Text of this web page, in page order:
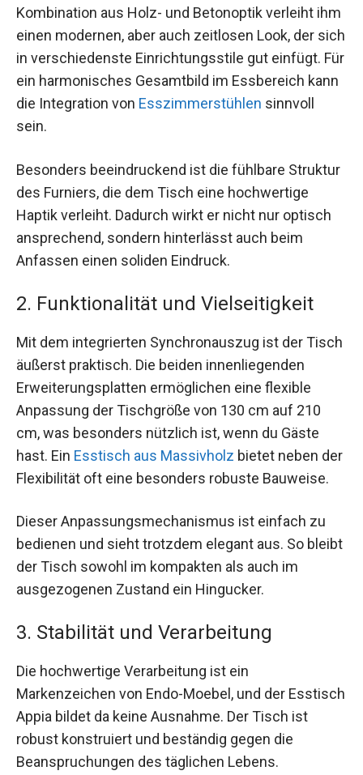
Kombination aus Holz- und Betonoptik verleiht ihm
einen modernen, aber auch zeitlosen Look, der sich
in verschiedenste Einrichtungsstile gut einfügt. Für
ein harmonisches Gesamtbild im Essbereich kann
die Integration von Esszimmerstühlen sinnvoll
sein.
Besonders beeindruckend ist die fühlbare Struktur
des Furniers, die dem Tisch eine hochwertige
Haptik verleiht. Dadurch wirkt er nicht nur optisch
ansprechend, sondern hinterlässt auch beim
Anfassen einen soliden Eindruck.
2. Funktionalität und Vielseitigkeit
Mit dem integrierten Synchronauszug ist der Tisch
äußerst praktisch. Die beiden innenliegenden
Erweiterungsplatten ermöglichen eine flexible
Anpassung der Tischgröße von 130 cm auf 210
cm, was besonders nützlich ist, wenn du Gäste
hast. Ein Esstisch aus Massivholz bietet neben der
Flexibilität oft eine besonders robuste Bauweise.
Dieser Anpassungsmechanismus ist einfach zu
bedienen und sieht trotzdem elegant aus. So bleibt
der Tisch sowohl im kompakten als auch im
ausgezogenen Zustand ein Hingucker.
3. Stabilität und Verarbeitung
Die hochwertige Verarbeitung ist ein
Markenzeichen von Endo-Moebel, und der Esstisch
Appia bildet da keine Ausnahme. Der Tisch ist
robust konstruiert und beständig gegen die
Beanspruchungen des täglichen Lebens.